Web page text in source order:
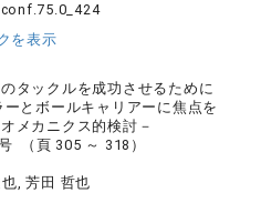
を表示
タックルを成功させるために
とボールキャリアーに焦点を
メカニクス的検討－
（頁 305 ～ 318）
, 芳田 哲也